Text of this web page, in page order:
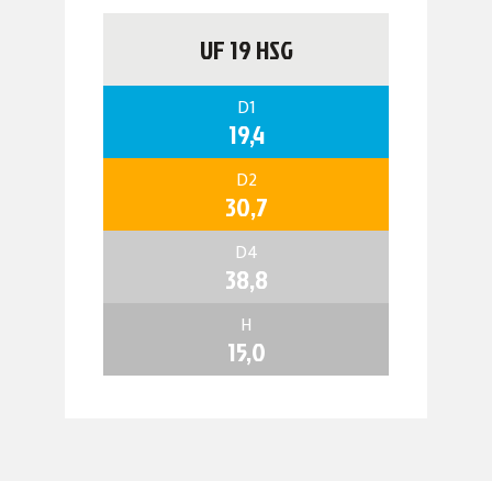
UF 19 HSG
D1
19,4
D2
30,7
D4
38,8
H
15,0